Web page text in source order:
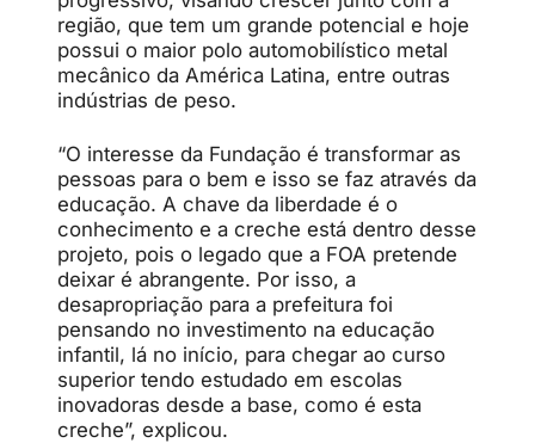
região, que tem um grande potencial e hoje
possui o maior polo automobilístico metal
mecânico da América Latina, entre outras
indústrias de peso.
“O interesse da Fundação é transformar as
pessoas para o bem e isso se faz através da
educação. A chave da liberdade é o
conhecimento e a creche está dentro desse
projeto, pois o legado que a FOA pretende
deixar é abrangente. Por isso, a
desapropriação para a prefeitura foi
pensando no investimento na educação
infantil, lá no início, para chegar ao curso
superior tendo estudado em escolas
inovadoras desde a base, como é esta
creche”, explicou.